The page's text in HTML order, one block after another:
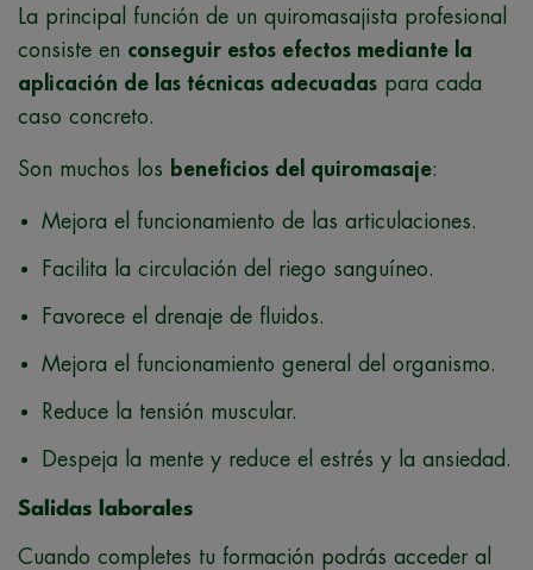
La principal función de un quiromasajista profesional
consiste en conseguir estos efectos mediante la
aplicación de las técnicas adecuadas para cada
caso concreto.
Son muchos los beneficios del quiromasaje:
Mejora el funcionamiento de las articulaciones.
Facilita la circulación del riego sanguíneo.
Favorece el drenaje de fluidos.
Mejora el funcionamiento general del organismo.
Reduce la tensión muscular.
Despeja la mente y reduce el estrés y la ansiedad.
Salidas laborales
Cuando completes tu formación podrás acceder al